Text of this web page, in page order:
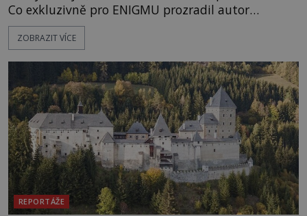
Co exkluzivně pro ENIGMU prozradil autor
Vzpomínek na budoucnost, švýcarský badatel
Erich von Däniken? Orbitální stanice Viking 1
je umělá družice od povrchu Marsu vzdálena asi
1873 kilometrů, nachá
ZOBRAZIT VÍCE
REPORTÁŽE